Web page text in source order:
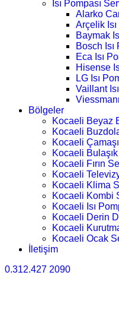
Isı Pompası
Alarko
Arçelik
Baymak
Bosch Isı
Eca Isı
Hisense
LG Isı
Vaillant
Bölgeler
Kocaeli Beyaz
Kocaeli
Kocaeli
Kocaeli
Kocaeli Fırın
Kocaeli
Kocaeli Klima
Kocaeli Kombi
Kocaeli Isı
Kocaeli Derin
Kocaeli
Kocaeli Ocak
İletişim
0.312.427 2090